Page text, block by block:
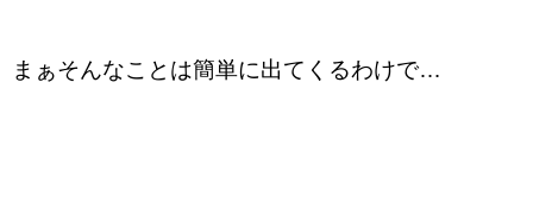
まぁそんなことは簡単に出てくるわけで…